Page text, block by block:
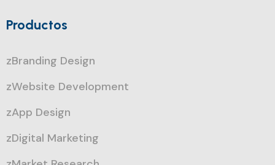
Productos
zBranding Design
zWebsite Development
zApp Design
zDigital Marketing